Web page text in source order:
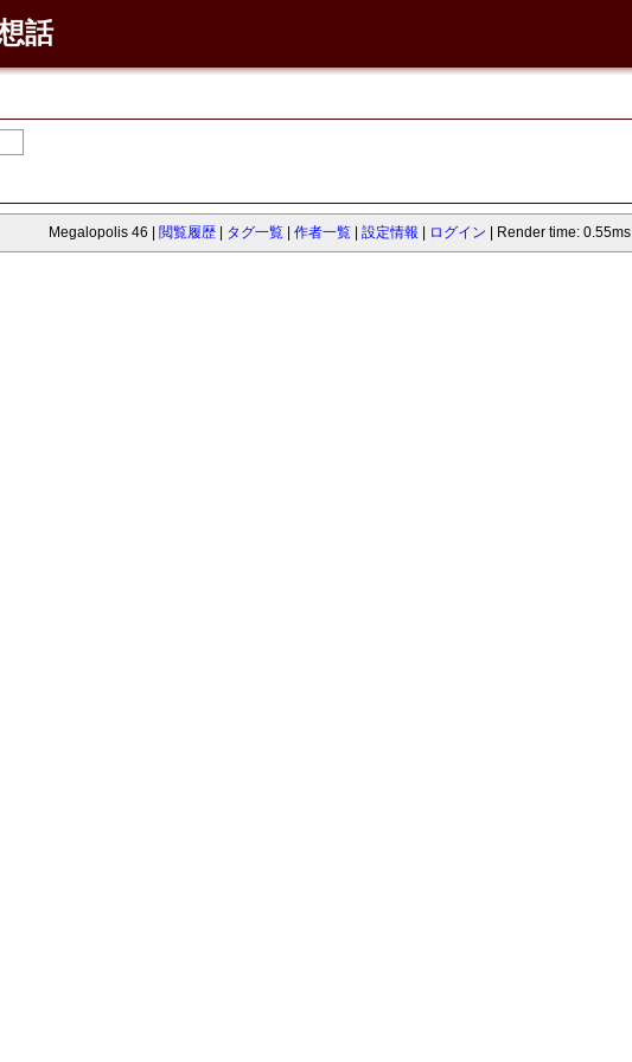
話
Megalopolis 46 閲覧履歴 タグ一覧 作者一覧 設定情報 ログイン Render time: 0.55ms